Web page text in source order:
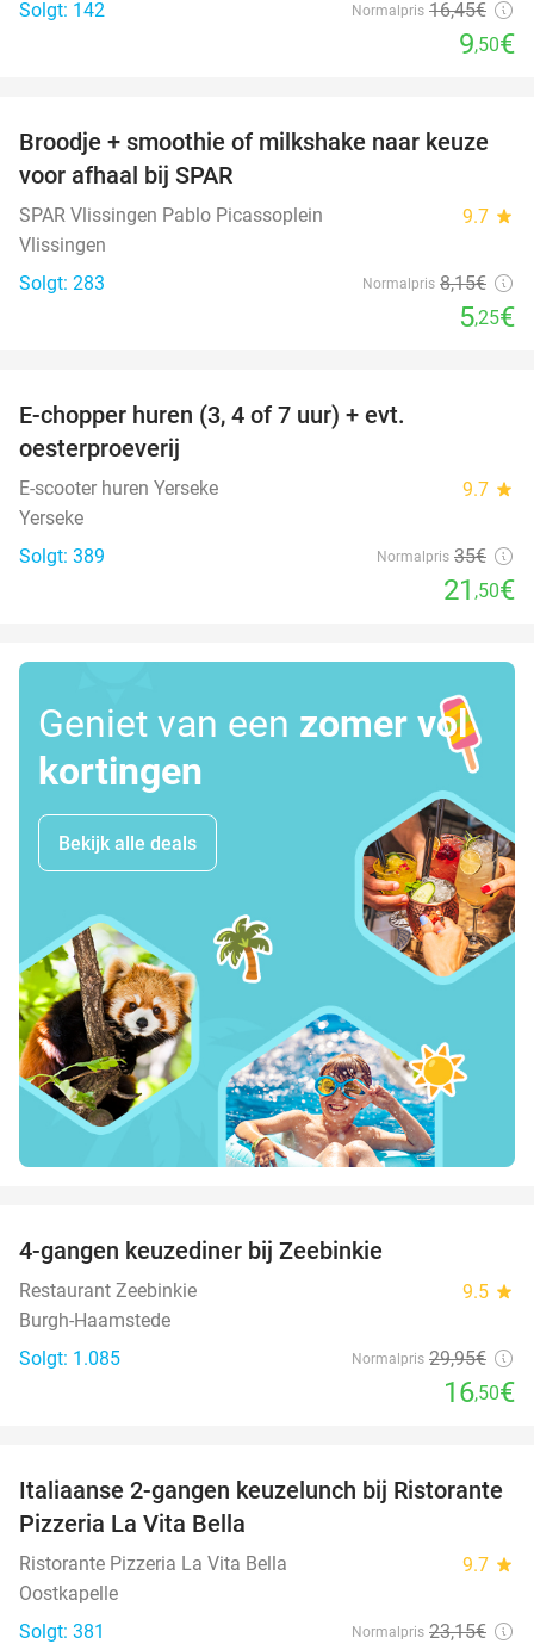
Solgt: 142 Normalpris 16,45€
9,50€
36%
Broodje + smoothie of milkshake naar keuze
voor afhaal bij SPAR
SPAR Vlissingen Pablo Picassoplein 9.7 star
Vlissingen
Solgt: 283
Normalpris 8,15€
5,25€
E-chopper huren (3, 4 of 7 uur) + evt.
oesterproeverij
E-scooter huren Yerseke 9.7 star
Yerseke
Solgt: 389
Normalpris 35€
21 ,50€
Geniet van een zomer vol
kortingen
Bekijk alle deals
4-gangen keuzediner bij Zeebinkie
Restaurant Zeebinkie 9.5 star
Burgh-Haamstede
Solgt: 1.085
Normalpris 29,95€
16,50€
41%
Italiaanse 2-gangen keuzelunch bij Ristorante
Pizzeria La Vita Bella
Ristorante Pizzeria La Vita Bella 9.7 star
Oostkapelle
Solgt: 381
Normalpris 23,15€